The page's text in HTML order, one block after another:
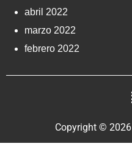
abril 2022
marzo 2022
febrero 2022
Copyright ©